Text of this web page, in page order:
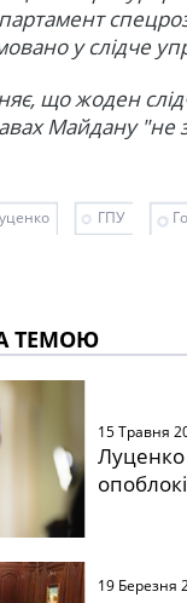
у слідче
що жоден
Майдану "не
ГПУ
ТЕМОЮ
15 Травня
Луценко
19 Березня